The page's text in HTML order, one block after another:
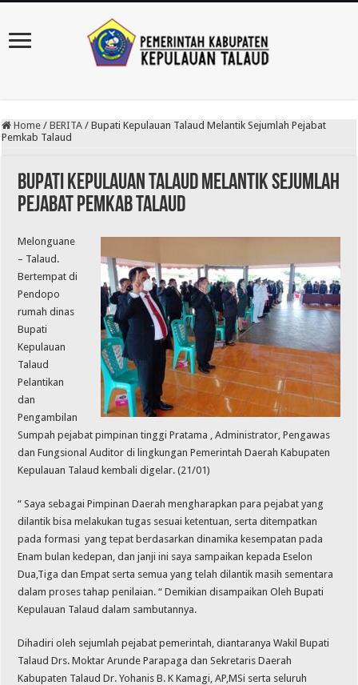
Home / BERITA / Bupati Kepulauan Talaud Melantik Sejumlah Pejabat
Pemkab Talaud
Bupati Kepulauan Talaud Melantik Sejumlah
Pejabat Pemkab Talaud
Melonguane
– Talaud.
Bertempat di
Pendopo
rumah dinas
Bupati
Kepulauan
Talaud
Pelantikan
dan
Pengambilan
Sumpah pejabat pimpinan tinggi Pratama , Administrator, Pengawas
dan Fungsional Auditor di lingkungan Pemerintah Daerah Kabupaten
Kepulauan Talaud kembali digelar. (21/01)
“ Saya sebagai Pimpinan Daerah mengharapkan para pejabat yang
dilantik bisa melakukan tugas sesuai ketentuan, serta ditempatkan
pada formasi yang tepat berdasarkan dinamika kesempatan pada
Enam bulan kedepan, dan janji ini saya sampaikan kepada Eselon
Dua,Tiga dan Empat serta semua yang telah dilantik masih sementara
dalam proses tahap penilaian. “ Demikian disampaikan Oleh Bupati
Kepulauan Talaud dalam sambutannya.
Dihadiri oleh sejumlah pejabat pemerintah, diantaranya Wakil Bupati
Talaud Drs. Moktar Arunde Parapaga dan Sekretaris Daerah
Kabupaten Talaud Dr. Yohanis B. K Kamagi, AP,MSi serta seluruh